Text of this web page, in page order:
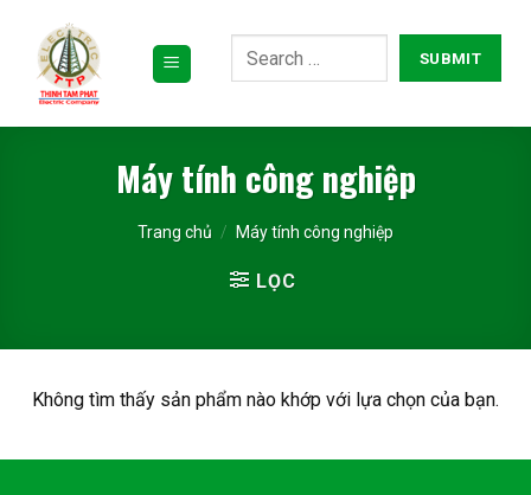
dung
Máy tính công nghiệp
Trang chủ / Máy tính công nghiệp
LỌC
Không tìm thấy sản phẩm nào khớp với lựa chọn của bạn.